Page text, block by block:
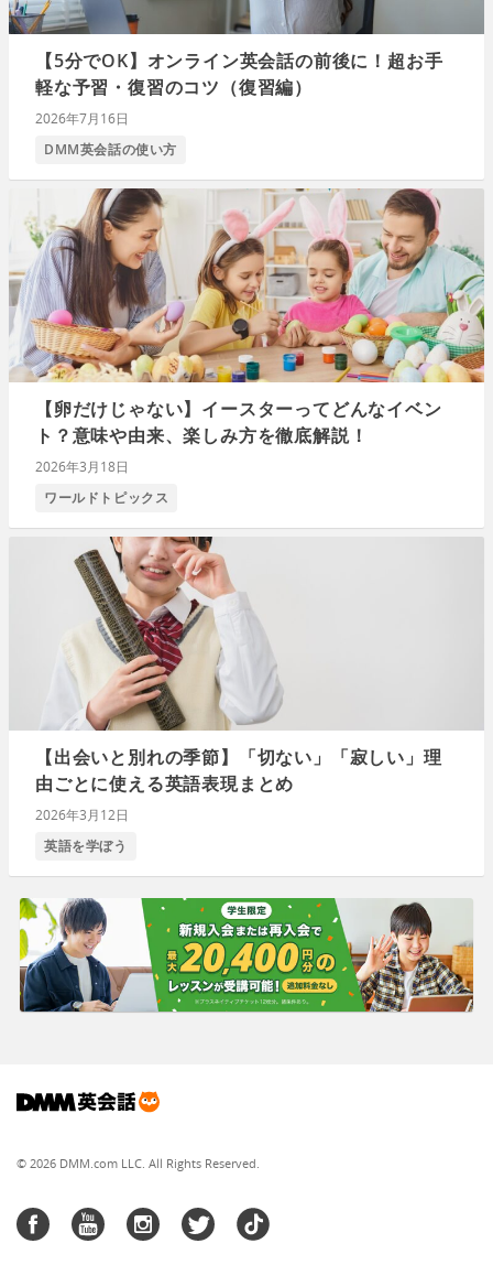
【5分でOK】オンライン英会話の前後に！超お手
軽な予習・復習のコツ（復習編）
2026年7月16日
DMM英会話の使い方
【卵だけじゃない】イースターってどんなイベン
ト？意味や由来、楽しみ方を徹底解説！
2026年3月18日
ワールドトピックス
【出会いと別れの季節】「切ない」「寂しい」理
由ごとに使える英語表現まとめ
2026年3月12日
英語を学ぼう
© 2026 DMM.com LLC. All Rights Reserved.